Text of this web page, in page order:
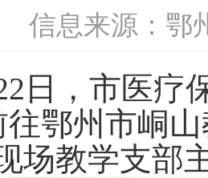
信息来源：鄂
日，市医疗
鄂州市峒
场教学支部